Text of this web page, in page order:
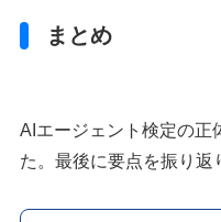
まとめ
AIエージェント検定の正
た。最後に要点を振り返